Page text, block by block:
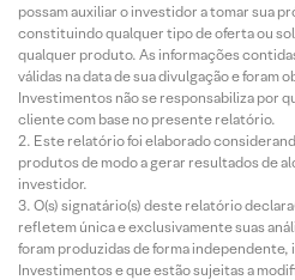
possam auxiliar o investidor a tomar sua
constituindo qualquer tipo de oferta ou
qualquer produto. As informações
válidas na data de sua divulgação e foram
Investimentos não se responsabiliza por
cliente com base no presente relatório.
Este relatório foi elaborado
produtos de modo a gerar resultados de
investidor.
O(s) signatário(s) deste relatório
refletem única e exclusivamente suas
foram produzidas de forma independente,
Investimentos e que estão sujeitas a